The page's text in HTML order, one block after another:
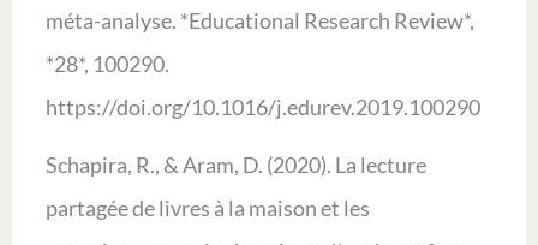
méta-analyse. *Educational Research Review*,
*28*, 100290.
https://doi.org/10.1016/j.edurev.2019.100290
Schapira, R., & Aram, D. (2020). La lecture
partagée de livres à la maison et les